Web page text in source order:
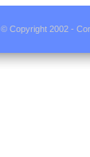
© Copyright 2002 -